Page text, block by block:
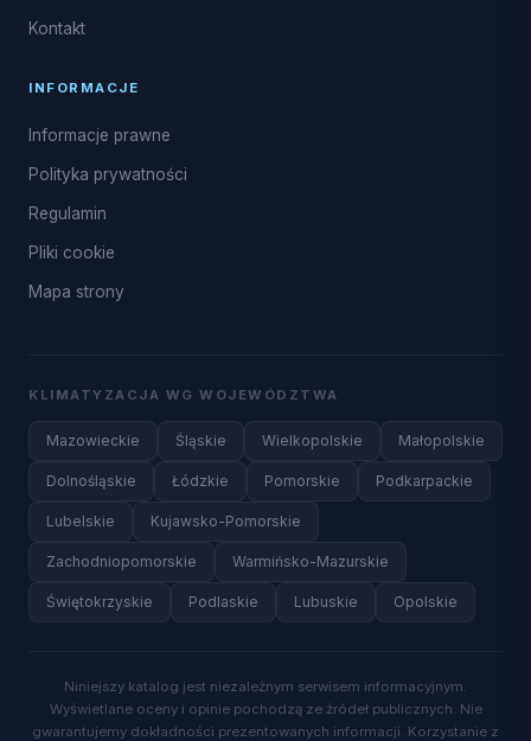
Kontakt
INFORMACJE
Informacje prawne
Polityka prywatności
Regulamin
Pliki cookie
Mapa strony
KLIMATYZACJA WG WOJEWÓDZTWA
Mazowieckie Śląskie Wielkopolskie Małopolskie
Dolnośląskie Łódzkie Pomorskie Podkarpackie
Lubelskie Kujawsko-Pomorskie
Zachodniopomorskie Warmińsko-Mazurskie
Świętokrzyskie Podlaskie Lubuskie Opolskie
Niniejszy katalog jest niezależnym serwisem informacyjnym.
Wyświetlane oceny i opinie pochodzą ze źródeł publicznych. Nie
gwarantujemy dokładności prezentowanych informacji. Korzystanie z